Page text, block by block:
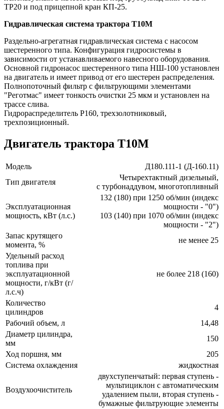
ТР20 и под прицепной кран КП-25.
Гидравлическая система трактора Т10М
Раздельно-агрегатная гидравлическая система с насосом
шестеренного типа. Конфигурация гидросистемы в
зависимости от устанавливаемого навесного оборудования.
Основной гидронасос шестеренного типа НШ-100 установлен
на двигатель и имеет привод от его шестерен распределения.
Полнопоточный фильтр с фильтрующими элементами
"Реготмас" имеет тонкость очистки 25 мкм и установлен на
трассе слива.
Гидрораспределитель Р160, трехзолотниковый,
трехпозиционный.
Двигатель трактора Т10М
Модель
Д180.111-1 (Д-160.11)
Тип двигателя
Четырехтактный дизельный,
с турбонаддувом, многотопливный
Эксплуатационная
мощность, кВт (л.с.)
132 (180) при 1250 об/мин (индекс
мощности - "0")
103 (140) при 1070 об/мин (индекс
мощности - "2")
Запас крутящего
момента, %
не менее 25
Удельный расход
топлива при
эксплуатационной
мощности, г/кВт (г/
л.с.ч)
не более 218 (160)
Количество
цилиндров
4
Рабочий объем, л
14,48
Диаметр цилиндра,
мм
150
Ход поршня, мм
205
Система охлаждения
жидкостная
Воздухоочиститель
двухступенчатый: первая ступень -
мультициклон с автоматическим
удалением пыли, вторая ступень -
бумажные фильтрующие элементы